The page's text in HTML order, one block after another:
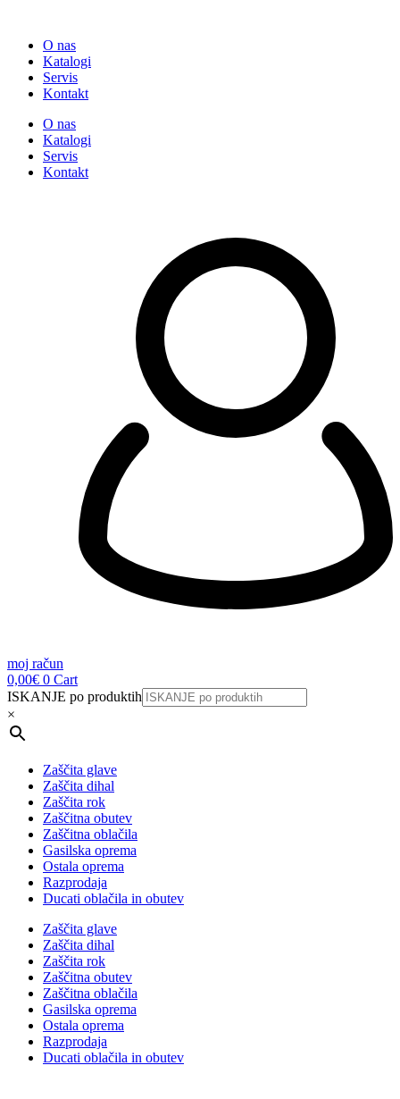
O nas
Katalogi
Servis
Kontakt
O nas
Katalogi
Servis
Kontakt
moj račun
0,00€ 0 Cart
ISKANJE po produktih
×
Zaščita glave
Zaščita dihal
Zaščita rok
Zaščitna obutev
Zaščitna oblačila
Gasilska oprema
Ostala oprema
Razprodaja
Ducati oblačila in obutev
Zaščita glave
Zaščita dihal
Zaščita rok
Zaščitna obutev
Zaščitna oblačila
Gasilska oprema
Ostala oprema
Razprodaja
Ducati oblačila in obutev